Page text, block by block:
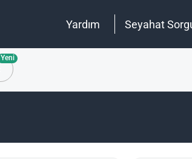
Yardım Seyahat
Yeni